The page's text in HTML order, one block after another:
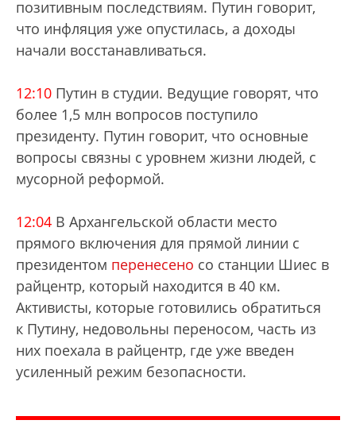
позитивным последствиям. Путин говорит,
что инфляция уже опустилась, а доходы
начали восстанавливаться.
12:10 Путин в студии. Ведущие говорят, что
более 1,5 млн вопросов поступило
президенту. Путин говорит, что основные
вопросы связны с уровнем жизни людей, с
мусорной реформой.
12:04 В Архангельской области место
прямого включения для прямой линии с
президентом перенесено со станции Шиес в
райцентр, который находится в 40 км.
Активисты, которые готовились обратиться
к Путину, недовольны переносом, часть из
них поехала в райцентр, где уже введен
усиленный режим безопасности.